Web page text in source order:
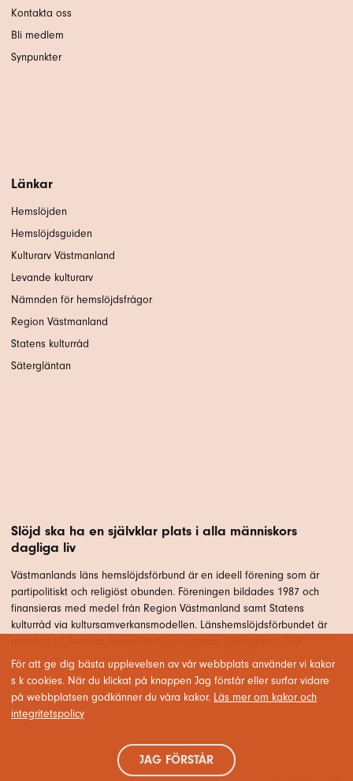
Kontakta oss
Bli medlem
Synpunkter
Länkar
Hemslöjden
Hemslöjdsguiden
Kulturarv Västmanland
Levande kulturarv
Nämnden för hemslöjdsfrågor
Region Västmanland
Statens kulturråd
Sätergläntan
Slöjd ska ha en självklar plats i alla människors
dagliga liv
Västmanlands läns hemslöjdsförbund är en ideell förening som är
partipolitiskt och religiöst obunden. Föreningen bildades 1987 och
finansieras med medel från Region Västmanland samt Statens
kulturråd via kultursamverkansmodellen. Länshemslöjdsförbundet är
För att ge dig bästa upplevelsen av vår webbplats använder vi kakor
s k cookies. När du klickat på knappen Jag förstår eller surfar vidare
på webbplatsen godkänner du våra kakor. Läs mer om kakor och
integritetspolicy
JAG FÖRSTÅR